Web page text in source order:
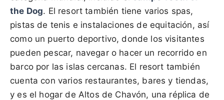
the Dog. El resort también tiene varios spas,
pistas de tenis e instalaciones de equitación, así
como un puerto deportivo, donde los visitantes
pueden pescar, navegar o hacer un recorrido en
barco por las islas cercanas. El resort también
cuenta con varios restaurantes, bares y tiendas,
y es el hogar de Altos de Chavón, una réplica de